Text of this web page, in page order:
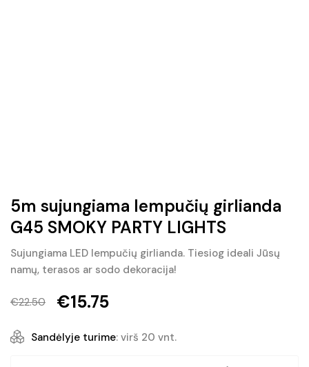
5m sujungiama lempučių girlianda
G45 SMOKY PARTY LIGHTS
Sujungiama LED lempučių girlianda. Tiesiog ideali Jūsų
namų, terasos ar sodo dekoracija!
€22.50
Original
price
€15.75
Current
priceSandėlyje turime: virš 20 vnt.